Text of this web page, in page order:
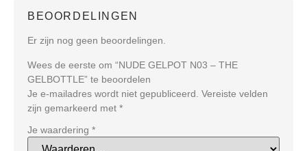
BEOORDELINGEN
Er zijn nog geen beoordelingen.
Wees de eerste om “NUDE GELPOT N03 – THE
GELBOTTLE” te beoordelen
Je e-mailadres wordt niet gepubliceerd. Vereiste velden
zijn gemarkeerd met *
Je waardering *